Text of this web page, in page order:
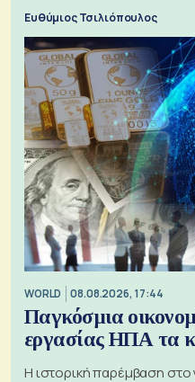
Ευθύμιος Τσιλιόπουλος
WORLD 08.08.2026, 17:44
Παγκόσμια
εργασίας ΗΠΑ τα
Η ιστορική παρέμβαση στο